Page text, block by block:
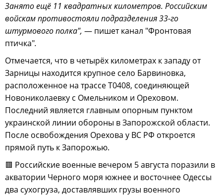
Занято ещё 11 квадратных километров. Российским
войскам противостояли подразделения 33-го
штурмового полка", — пишет канал "Фронтовая
птичка".
Отмечается, что в четырёх километрах к западу от
Зарницы находится крупное село Барвиновка,
расположенное на трассе Т0408, соединяющей
Новониколаевку с Омельником и Ореховом.
Последний является главным опорным пунктом
украинской линии обороны в Запорожской области.
После освобождения Орехова у ВС РФ откроется
прямой путь к Запорожью.
🟥 Российские военные вечером 5 августа поразили в
акватории Черного моря южнее и восточнее Одессы
два сухогруза, доставлявших грузы военного